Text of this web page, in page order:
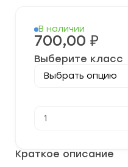
Краткое описание
В наличии
700,00 ₽
Выберите класс
товара
этап
ВСОШ